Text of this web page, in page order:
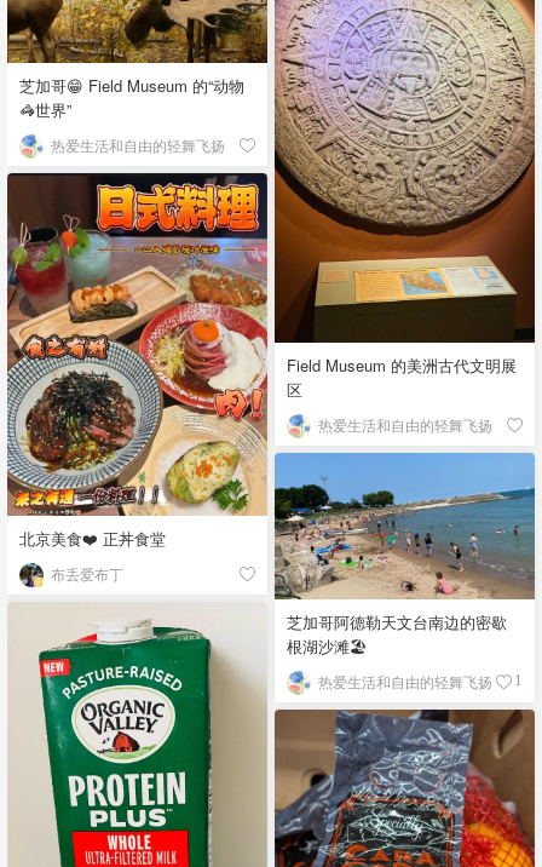
Field Museum 的美洲古代文明展
区
热爱生活和自由的轻舞飞扬
芝加哥😁 Field Museum 的“动物
🦓世界”
热爱生活和自由的轻舞飞扬
北京美食❤️ 正丼食堂
布丢爱布丁
芝加哥阿德勒天文台南边的密歇
根湖沙滩🏖️
热爱生活和自由的轻舞飞扬 1